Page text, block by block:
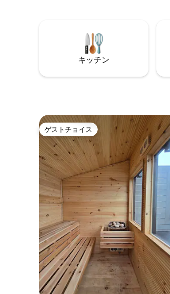
したモダンな1ベッドルームのアパートで
す。ハリファックスのダウンタウンや空
港からわずか30分、ショッピングセンタ
ーやペギーズコーブやクイーンズランド
かの近くです。
キッチン
ゲストチョイス
ゲストチョイス